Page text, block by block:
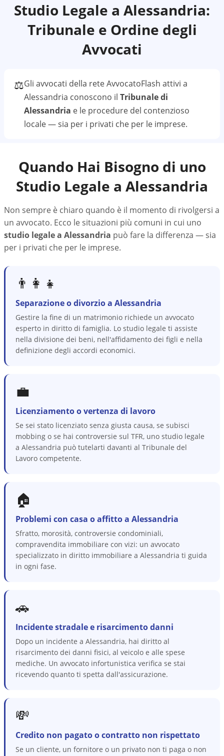
Studio Legale a Alessandria:
Tribunale e Ordine degli
Avvocati
⚖️Gli avvocati della rete AvvocatoFlash attivi a
Alessandria conoscono il Tribunale di
Alessandria e le procedure del contenzioso
locale — sia per i privati che per le imprese.
Quando Hai Bisogno di uno
Studio Legale a Alessandria
Non sempre è chiaro quando è il momento di rivolgersi a
un avvocato. Ecco le situazioni più comuni in cui uno
studio legale a Alessandria può fare la differenza — sia
per i privati che per le imprese.
👨‍👩‍👧
Separazione o divorzio a Alessandria
Gestire la fine di un matrimonio richiede un avvocato
esperto in diritto di famiglia. Lo studio legale ti assiste
nella divisione dei beni, nell'affidamento dei figli e nella
definizione degli accordi economici.
💼
Licenziamento o vertenza di lavoro
Se sei stato licenziato senza giusta causa, se subisci
mobbing o se hai controversie sul TFR, uno studio legale
a Alessandria può tutelarti davanti al Tribunale del
Lavoro competente.
🏠
Problemi con casa o affitto a Alessandria
Sfratto, morosità, controversie condominiali,
compravendita immobiliare con vizi: un avvocato
specializzato in diritto immobiliare a Alessandria ti guida
in ogni fase.
🚗
Incidente stradale e risarcimento danni
Dopo un incidente a Alessandria, hai diritto al
risarcimento dei danni fisici, al veicolo e alle spese
mediche. Un avvocato infortunistica verifica se stai
ricevendo quanto ti spetta dall'assicurazione.
💸
Credito non pagato o contratto non rispettato
Se un cliente, un fornitore o un privato non ti paga o non